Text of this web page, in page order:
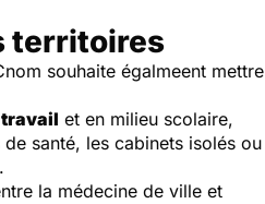
territoires
souhaite égalmeent mettre
et en milieu scolaire,
santé, les cabinets isolés ou
la médecine de ville et